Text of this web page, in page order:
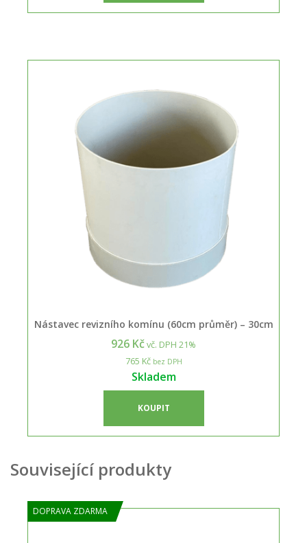
Nástavec revizního komínu (60cm průměr) – 30cm
926 Kčvč. DPH 21%
765 Kčbez DPH
Skladem
KOUPIT
Související produkty
DOPRAVA ZDARMA